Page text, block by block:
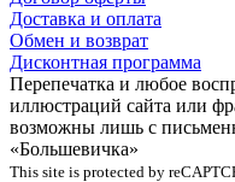
Доставка и оплата
Обмен и возврат
Дисконтная программа
Перепечатка и любое
иллюстраций сайта или
возможны лишь с
«Большевичка»
This site is protected by